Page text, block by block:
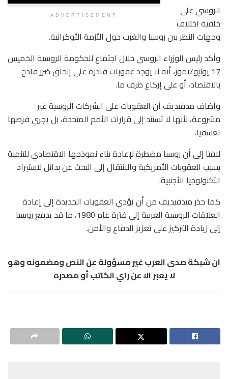
ADVERTISEMENT
الروسي على
خلفية اختلاف
وجهات النظر بين روسيا والغرب حول الأزمة الأوكرانية.
وأكد رئيس الوزراء الروسي خلال اجتماع للحكومة الروسية الخميس
17 يوليو/تموز، أنه لا يوجد عقوبات قادرة على إلحاق ضرر فادح
بالاقتصاد، أو على إركاع طرف ما.
وأضاف مدفيديف أن العقوبات على الشركات الروسية غير
مشروعة، لأنها لا تستند إلى قرارات الأمم المتحدة، بل يجري فرضها
تعسفيا.
لافتا إلى أن روسيا مضطرة لإعادة بناء نموذجها الاقتصادي للتنمية
بسبب العقوبات الأمريكية والانتقال إلى البحث عن بدائل لاستيراد
التكنولوجيا الأجنبية.
كما حذر ميدفيديف من أن تؤدي العقوبات الجديدة إلى إعادة
العلاقات الروسية الغربية إلى فترة عام 1980، ما قد يدفع روسيا
إلى زيادة التركيز على تعزيز الدفاع والأمن.
ان شبكة صدى العرب غير مسؤولة عن النص ومضمونه وهو
لا يعبر الا عن راي الكاتب أو مصدره